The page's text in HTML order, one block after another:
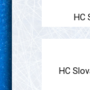
HC
HC